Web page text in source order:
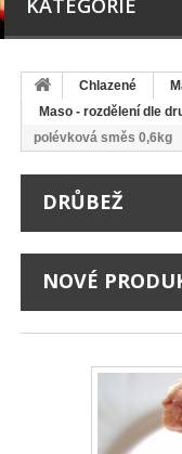
KATEGORIE
Chlazené
Maso - rozdělení dle
polévková směs 0,6kg
DRŮBEŽ
NOVÉ